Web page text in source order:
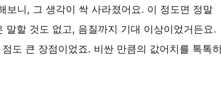
니, 그 생각이 싹 사라졌어요. 이 정도면 정말
할 것도 없고, 음질까지 기대 이상이었거든요.
도 큰 장점이었죠. 비싼 만큼의 값어치를 톡톡히